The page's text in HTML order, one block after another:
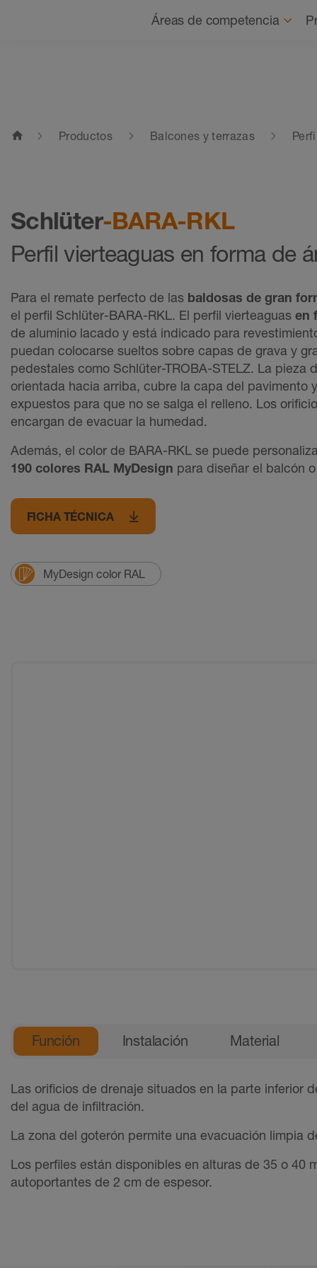
Áreas de competencia
home Productos Balcones y terrazas
Schlüter-BARA-RKL
Perfil vierteaguas en forma de
Para el remate perfecto de las baldosas de gran
el perfil Schlüter-BARA-RKL. El perfil vierteaguas en
de aluminio lacado y está indicado para
puedan colocarse sueltos sobre capas de grava y
pedestales como Schlüter-TROBA-STELZ. La pieza
orientada hacia arriba, cubre la capa del pavimento
expuestos para que no se salga el relleno. Los
encargan de evacuar la humedad.
Además, el color de BARA-RKL se puede
190 colores RAL MyDesign para diseñar el balcón
FICHA TÉCNICA
MyDesign color RAL
Información del producto
Función
Las orificios de drenaje situados en la parte inferior
del agua de infiltración.
La zona del goterón permite una evacuación limpia
Los perfiles están disponibles en alturas de 35 o
autoportantes de 2 cm de espesor.
Instalación Material